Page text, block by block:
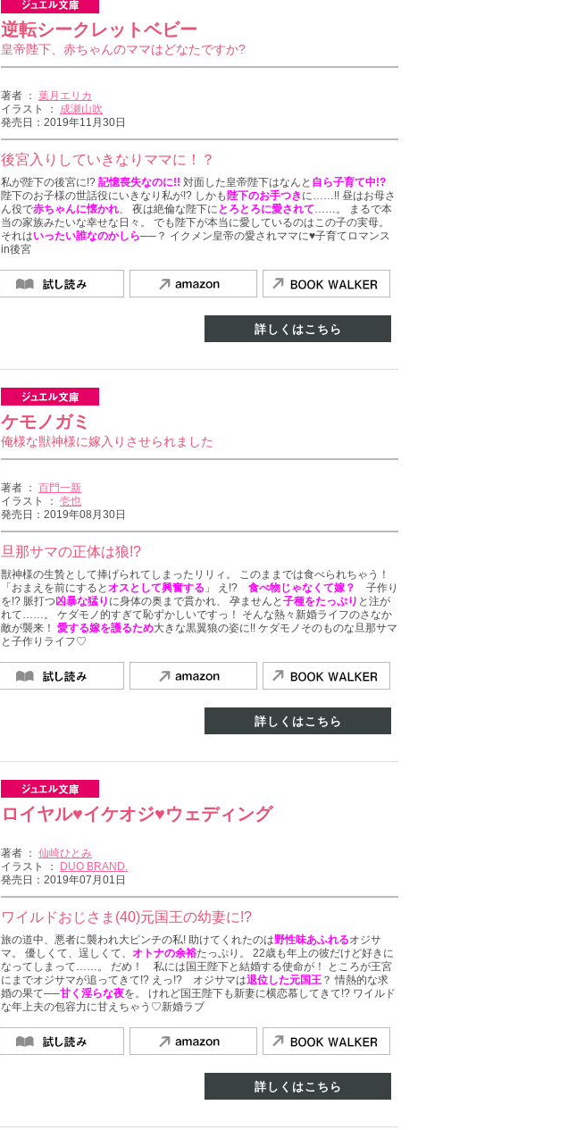
逆転シークレットベビー
皇帝陛下、赤ちゃんのママはどなたですか?
著者 ： 葉月エリカ
イラスト ： 成瀬山吹
発売日：2019年11月30日
後宮入りしていきなりママに！？
私が陛下の後宮に!? 記憶喪失なのに!! 対面した皇帝陛下はなんと 自ら子育て中!?
陛下のお子様の世話役にいきなり私が!? しかも 陛下のお手つき に……!! 昼はお母さ
ん役で赤ちゃんに懐かれ、 夜は絶倫な陛下に とろとろに愛されて……。 まるで本
当の家族みたいな幸せな日々。 でも陛下が本当に愛しているのはこの子の実母。
それはいったい誰なのかしら──？ イクメン皇帝の愛されママに♥子育てロマンス
in後宮
詳しくはこちら
ケモノガミ
俺様な獣神様に嫁入りさせられました
著者 ： 百門一新
イラスト ： 壱也
発売日：2019年08月30日
旦那サマの正体は狼!?
獣神様の生贄として捧げられてしまったリリィ。 このままでは食べられちゃう！
「おまえを前にすると オスとして興奮する 」 え!? 食べ物じゃなくて嫁？
子作り
を!? 脈打つ凶暴な猛り に身体の奥まで貫かれ、 孕ませんと 子種をたっぷり と注が
れて……。 ケダモノ的すぎて恥ずかしいですっ！ そんな熱々新婚ライフのさなか
敵が襲来！ 愛する嫁を護るため大きな黒翼狼の姿に!! ケダモノそのものな旦那サマ
と子作りライフ♡
詳しくはこちら
ロイヤル♥イケオジ♥ウェディング
著者 ： 仙崎ひとみ
イラスト ：
DUO BRAND.
発売日：2019年07月01日
ワイルドおじさま(40)元国王の幼妻に!?
旅の道中、悪者に襲われ大ピンチの私! 助けてくれたのは野性味あふれるオジサ
マ。 優しくて、逞しくて、 オトナの余裕たっぷり。 22歳も年上の彼だけど好きに
なってしまって……。 だめ！ 私には国王陛下と結婚する使命が！ ところが王宮
にまでオジサマが追ってきて!? えっ!? オジサマは退位した元国王 ？ 情熱的な求
婚の果て──甘く淫らな夜を。 けれど国王陛下も新妻に横恋慕してきて!? ワイルド
な年上夫の包容力に甘えちゃう♡新婚ラブ
詳しくはこちら